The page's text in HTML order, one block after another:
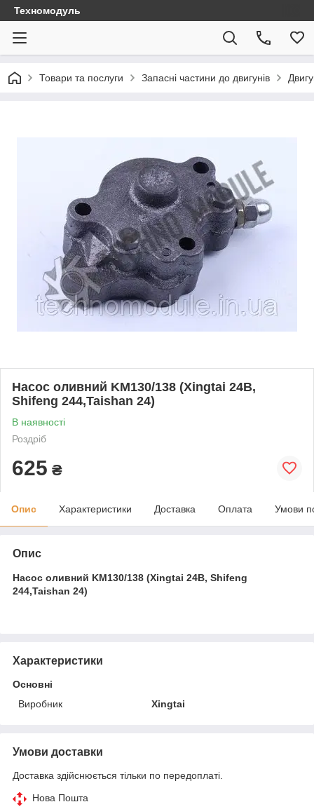
Техномодуль
Товари та послуги Запасні частини до двигунів
Насос оливний KM130/138 (Xingtai 24B,
Shifeng 244,Taishan 24)
В наявності
Роздріб
625 ₴
Опис Характеристики Доставка Оплата Умови
Опис
Насос оливний KM130/138 (Xingtai 24B, Shifeng
244,Taishan 24)
Характеристики
Основні
Виробник
Xingtai
Умови доставки
Доставка здійснюється тільки по передоплаті.
Нова Пошта